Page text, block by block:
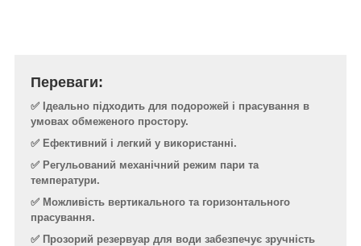
Переваги:
✅ Ідеально підходить для подорожей і прасування в
умовах обмеженого простору.
✅ Ефективний і легкий у використанні.
✅ Регульований механічний режим пари та
температури.
✅ Можливість вертикального та горизонтального
прасування.
✅ Прозорий резервуар для води забезпечує зручність